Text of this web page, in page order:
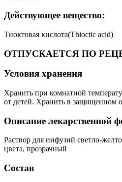
Действующее вещество:
Тиоктовая кислота(Thioctic acid)
ОТПУСКАЕТСЯ ПО
Условия хранения
Хранить при комнатной
от детей. Хранить в защищенном
Описание лекарственной
Раствор для инфузий светло-
цвета, прозрачный
Состав